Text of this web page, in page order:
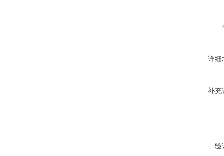
详细
补充
验